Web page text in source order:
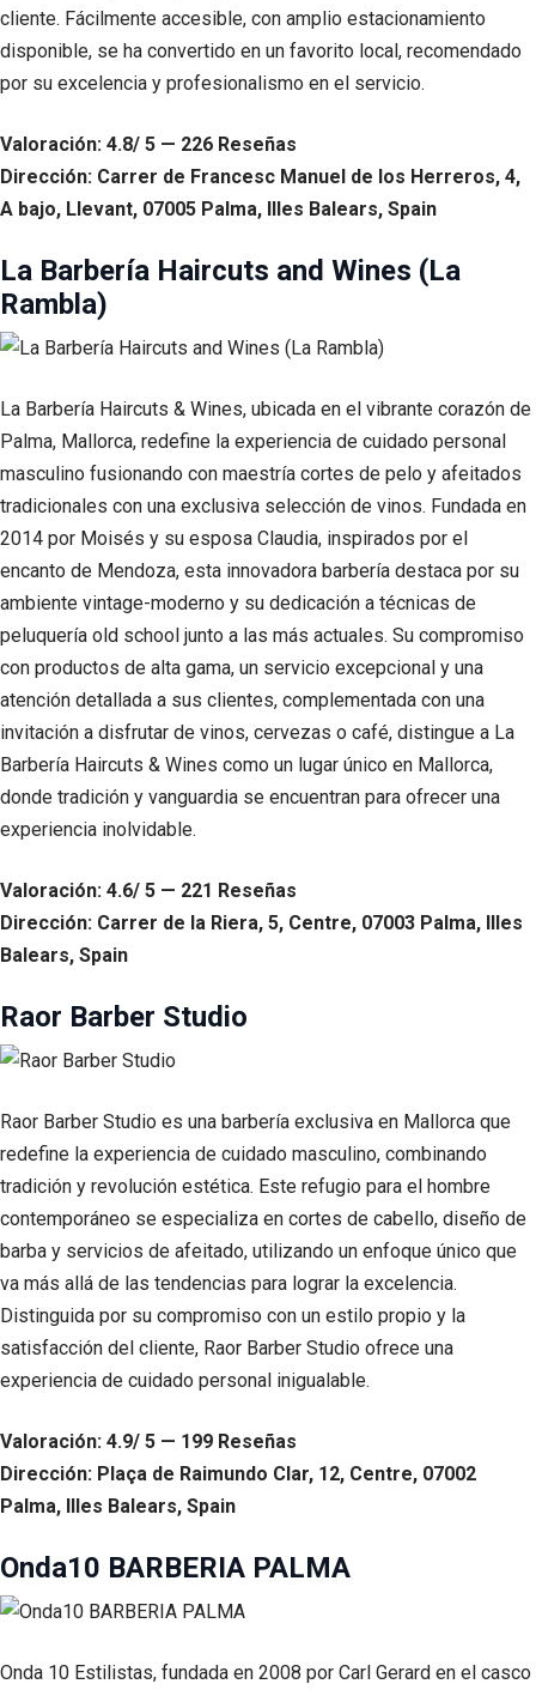
cliente. Fácilmente accesible, con amplio estacionamiento
disponible, se ha convertido en un favorito local, recomendado
por su excelencia y profesionalismo en el servicio.
Valoración: 4.8/ 5 — 226 Reseñas
Dirección: Carrer de Francesc Manuel de los Herreros, 4,
A bajo, Llevant, 07005 Palma, Illes Balears, Spain
La Barbería Haircuts and Wines (La
Rambla)
La Barbería Haircuts & Wines, ubicada en el vibrante corazón de
Palma, Mallorca, redefine la experiencia de cuidado personal
masculino fusionando con maestría cortes de pelo y afeitados
tradicionales con una exclusiva selección de vinos. Fundada en
2014 por Moisés y su esposa Claudia, inspirados por el
encanto de Mendoza, esta innovadora barbería destaca por su
ambiente vintage-moderno y su dedicación a técnicas de
peluquería old school junto a las más actuales. Su compromiso
con productos de alta gama, un servicio excepcional y una
atención detallada a sus clientes, complementada con una
invitación a disfrutar de vinos, cervezas o café, distingue a La
Barbería Haircuts & Wines como un lugar único en Mallorca,
donde tradición y vanguardia se encuentran para ofrecer una
experiencia inolvidable.
Valoración: 4.6/ 5 — 221 Reseñas
Dirección: Carrer de la Riera, 5, Centre, 07003 Palma, Illes
Balears, Spain
Raor Barber Studio
Raor Barber Studio es una barbería exclusiva en Mallorca que
redefine la experiencia de cuidado masculino, combinando
tradición y revolución estética. Este refugio para el hombre
contemporáneo se especializa en cortes de cabello, diseño de
barba y servicios de afeitado, utilizando un enfoque único que
va más allá de las tendencias para lograr la excelencia.
Distinguida por su compromiso con un estilo propio y la
satisfacción del cliente, Raor Barber Studio ofrece una
experiencia de cuidado personal inigualable.
Valoración: 4.9/ 5 — 199 Reseñas
Dirección: Plaça de Raimundo Clar, 12, Centre, 07002
Palma, Illes Balears, Spain
Onda10 BARBERIA PALMA
Onda 10 Estilistas, fundada en 2008 por Carl Gerard en el casco